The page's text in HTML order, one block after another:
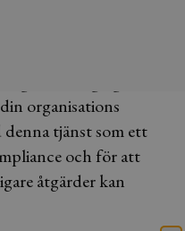
organisations
tjänst som ett
och för att
åtgärder kan